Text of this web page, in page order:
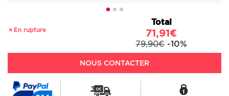
En rupture
Total
71,91€
79,90€ -10%
NOUS CONTACTER